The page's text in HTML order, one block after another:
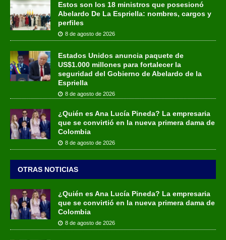
Estos son los 18 ministros que posesionó
Abelardo De La Espriella: nombres, cargos y
perfiles
8 de agosto de 2026
Estados Unidos anuncia paquete de
US$1.000 millones para fortalecer la
seguridad del Gobierno de Abelardo de la
Espriella
8 de agosto de 2026
¿Quién es Ana Lucía Pineda? La empresaria
que se convirtió en la nueva primera dama de
Colombia
8 de agosto de 2026
OTRAS NOTICIAS
¿Quién es Ana Lucía Pineda? La empresaria
que se convirtió en la nueva primera dama de
Colombia
8 de agosto de 2026